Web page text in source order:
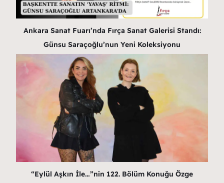
Ankara Sanat Fuarı’nda Fırça Sanat Galerisi Standı:
Günsu Saraçoğlu’nun Yeni Koleksiyonu
“Eylül Aşkın İle…”nin 122. Bölüm Konuğu Özge